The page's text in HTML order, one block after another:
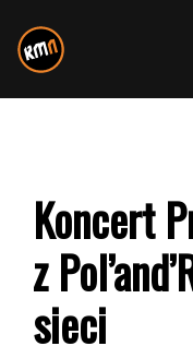
do
treści
Koncert
z
sieci